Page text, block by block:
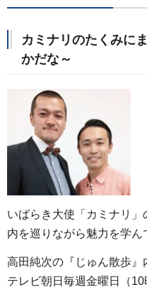
カミナリのたくみに
かだな～
いばらき大使「カミナリ
内を巡りながら魅力を学ん
高田純次の『じゅん散歩』
テレビ朝日毎週金曜日（10